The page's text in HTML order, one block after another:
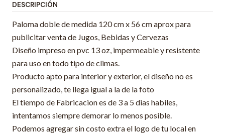
DESCRIPCIÓN
Paloma doble de medida 120 cm x 56 cm aprox para
publicitar venta de Jugos, Bebidas y Cervezas
Diseño impreso en pvc 13 oz, impermeable y resistente
para uso en todo tipo de climas.
Producto apto para interior y exterior, el diseño no es
personalizado, te llega igual a la de la foto
El tiempo de Fabricacion es de 3 a 5 dias habiles,
intentamos siempre demorar lo menos posible.
Podemos agregar sin costo extra el logo de tu local en